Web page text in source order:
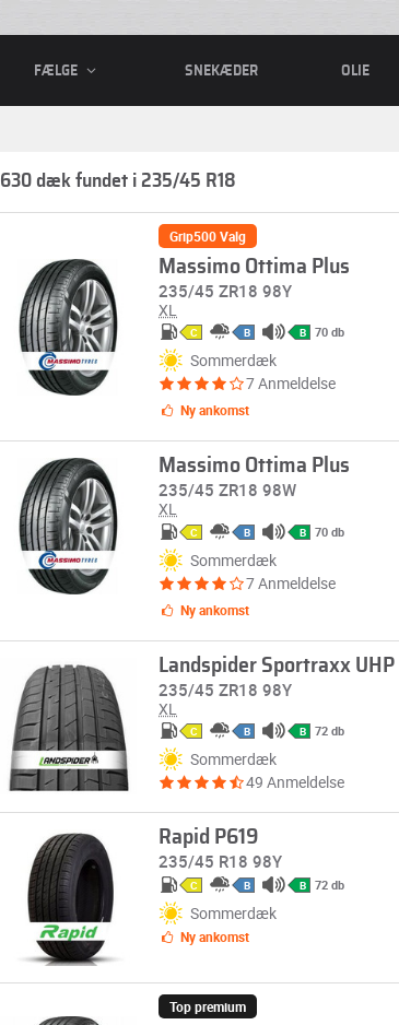
FÆLGE SNEKÆDER OLIE
630 dæk fundet i 235/45 R18
Grip500 Valg
Massimo Ottima Plus
235/45 ZR18 98Y
XL
C B B 70 db
Sommerdæk
7 Anmeldelse
Ny ankomst
Massimo Ottima Plus
235/45 ZR18 98W
XL
C B B 70 db
Sommerdæk
7 Anmeldelse
Ny ankomst
Landspider Sportraxx UHP
235/45 ZR18 98Y
XL
C B B 72 db
Sommerdæk
49 Anmeldelse
Rapid P619
235/45 R18 98Y
C B B 72 db
Sommerdæk
Ny ankomst
Top premium